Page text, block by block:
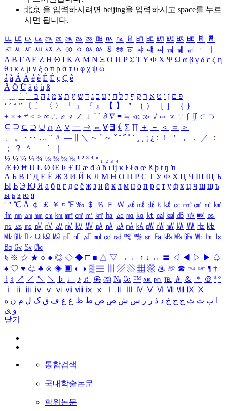
北京 을 입력하시려면 beijing을 입력하시고 space를 누르
시면 됩니다.
ㅥ ㅦ ㅧ ㅨ ㅩ ㅪ ㅫ ㅬ ㅭ ㅮ ㅯ ㅰ ㅱ ㅲ ㅳ ㅴ ㅵ ㅶ ㅷ ㅸ
ㅹ
ㅺ ㅻ ㅼ ㅽ ㅾ ㅿ ㆀ ㆁ ㆂ ㆃ ㆄ ㆅ ㆆ ㆇ ㆈ ㆉ ㆊ ㆋ ㆌ ㆍ
ㆎ
Α Β ΓΔ Ε Ζ Η Θ Ι ΚΛ Μ Ν Ξ Ο Π Ρ Σ ΤΥ Φ Χ Ψ Ω α β γ δ ε ζ η
θ ι κ λ μ ν ξ ο π ρ σ τ υ φ χ ψ ω
á à Á À é è É È ç Ç ê
Ä Ö Ü ä ö ü ß
ִֶֹ ֻּ ׁׂ פ ם ן ו ט א ר ק ף ך ל ח י ע כ ג ד ש ץ ת צ מ נ ה ב
‘ ’ “ ” 〔 〕 〈 〉 「 」 『 』 【 】 ＂ （ ） ［ ］ ｛ ｝
± × ÷ ≠ ≤ ≥ ∞ ∴ ♂ ♀ ∠ ⊥ ⌒ ∂ ∇ ≡ ≒ ≪ ≫ √ ∽ ∝ ∵ ∫ ∬ ∈ ∋
⊆ ⊇ ⊂ ⊃ ∪ ∩ ∧ ∨ ￢ ⇒ ⇔ ∀ ∃ ∮ ∑ ∏ ＋ － ＜ ＝
＞
、
。 · ‥ … ¨ 〃 ― ＼ ∼ ´ ～ ˇ ˘ ˝ ˚ ˙ ¸ ¡ ¿ ː ！ ＇ ， ． ／
：
；
？ ＾ ｀
½ ⅓ ⅔ ¼ ¾ ⅛ ⅜ ⅝ ⅞ ¹ ² ³ ⁴ ⁿ ₁ ₂ ₃ ₄
Æ Ð Ħ Ĳ Ł Ø Œ Þ Ŧ Ŋ æ đ ð ħ ı ĳ ĸ ŀ ł ø œ ß þ ŧ ŋ ŉ
А Б В Г Д Е Ё Ж З И Й К Л М Н О П Р С Т У Ф Х Ц Ч Ш Щ Ъ
Ы Ь Э Ю Я а б в г д е ё ж з и й к л м н о п р с т у ф х ц ч ш щ ъ
ы ь э ю я
′ ″ ℃ Å ￠ ￡ ￥ ¤ ℉ ‰ ＄ ％ Ｆ ￦ ㎕ ㎖ ㎗ ℓ ㎘ ㏄ ㎣ ㎤ ㎥ ㎦
㎙ ㎚ ㎛ ㎜ ㎝ ㎞ ㎟ ㎠ ㎡ ㎢ ㏊ ㎍ ㎎ ㎏ ㏏ ㎈ ㎉ ㏈ ㎧ ㎨ ㎰
㎱ ㎲ ㎳ ㎴ ㎵ ㎶ ㎷ ㎸ ㎹ ㎀ ㎁ ㎂ ㎃ ㎄ ㎺ ㎻ ㎽ ㎾ ㎿ ㎐ ㎑
㎒ ㎓ ㎔ Ω ㏀ ㏁ ㎊ ㎋ ㎌ ㏖ ㏅ ㎭ ㎮ ㎯ ㏛ ㎩ ㎪ ㎫ ㎬ ㏝ ㏐
㏓
㏃ ㏉ ㏜ ㏆
§ ※ ☆ ★ ○ ● ◎ ◇ ◆ □ ■ △ ▽ → ← ↑ ↓ ↔ 〓 ◁ ◀ ▷ ▶ ♤
♠ ♡ ♥ ♧ ♣ ⊙ ◈ ▣ ◐ ◑ ▒ ▤ ▨ ▧ ▦ ▩ ♨ ☏ ☎ ☜ ☞ ¶ †
‡ ↕ ↗ ↙ ↖ ↘ ♭ ♩ ♪ ♬ ㉿ ㈜ № ㏇ ™ ㏂ ㏘ ℡ ＃ ＆ ＊ ＠ ª º
ⅰ
ⅱ ⅲ ⅳ ⅴ ⅵ ⅶ ⅷ ⅸ ⅹ Ⅳ Ⅴ Ⅵ Ⅶ Ⅷ Ⅸ Ⅹ
ب ت ث ج ح خ د ذ ر ز س ش ص ض ط ظ ع غ ف ق ک ل م ن ه
و ی
닫기
통합검색
국내학술논문
학위논문